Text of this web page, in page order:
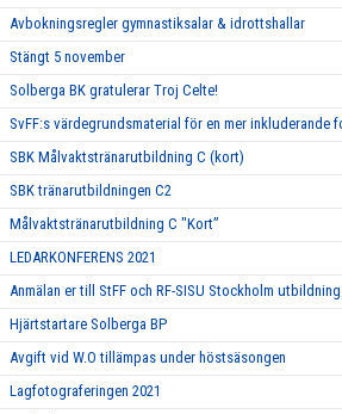
Avbokningsregler gymnastiksalar & idrottshallar
Stängt 5 november
Solberga BK gratulerar Troj Celte!
SvFF:s värdegrundsmaterial för en mer inkluderande
SBK Målvaktstränarutbildning C (kort)
SBK tränarutbildningen C2
Målvaktstränarutbildning C "Kort”
LEDARKONFERENS 2021
Anmälan er till StFF och RF-SISU Stockholm
Hjärtstartare Solberga BP
Avgift vid W.O tillämpas under höstsäsongen
Lagfotograferingen 2021